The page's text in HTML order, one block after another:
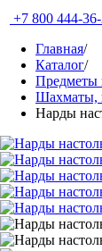
+7 800 444-
Главная/
Каталог/
Предметы
Шахматы,
Нарды